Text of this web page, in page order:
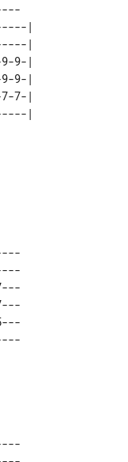
|
|
9-|
9-|
7-|
|